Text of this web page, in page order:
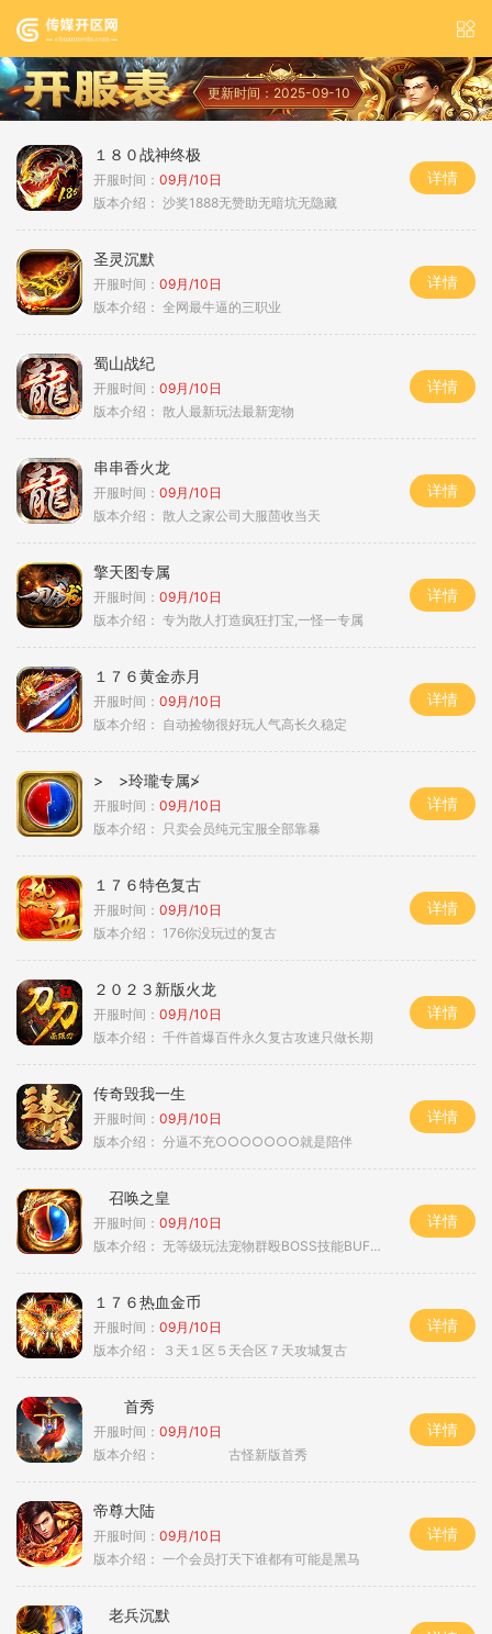
更新时间：2025-09-10
１８０战神终极
开服时间： 09月/10日
版本介绍： 沙奖1888无赞助无暗坑无隐藏
详情
圣灵沉默
开服时间： 09月/10日
版本介绍： 全网最牛逼的三职业
详情
蜀山战纪
开服时间： 09月/10日
版本介绍： 散人最新玩法最新宠物
详情
串串香火龙
开服时间： 09月/10日
版本介绍： 散人之家公司大服茴收当天
详情
擎天图专属
开服时间： 09月/10日
版本介绍： 专为散人打造疯狂打宝,一怪一专属
详情
１７６黄金赤月
开服时间： 09月/10日
版本介绍： 自动捡物很好玩人气高长久稳定
详情
> >玲瓏专属≯
开服时间： 09月/10日
版本介绍： 只卖会员纯元宝服全部靠暴
详情
１７６特色复古
开服时间： 09月/10日
版本介绍： 176你没玩过的复古
详情
２０２３新版火龙
开服时间： 09月/10日
版本介绍： 千件首爆百件永久复古攻速只做长期
详情
传奇毁我一生
开服时间： 09月/10日
版本介绍： 分逼不充○○○○○○○就是陪伴
详情
召唤之皇
开服时间： 09月/10日
版本介绍： 无等级玩法宠物群殴BOSS技能BUFF铭文B
详情
１７６热血金币
开服时间： 09月/10日
版本介绍：
３天１区５天合区７天攻城复古
详情
首秀
开服时间： 09月/10日
版本介绍：
古怪新版首秀
详情
帝尊大陆
开服时间： 09月/10日
版本介绍： 一个会员打天下谁都有可能是黑马
详情
老兵沉默